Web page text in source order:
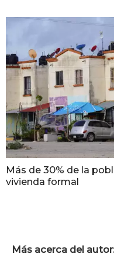
Más de 30% de la
vivienda formal
Más acerca del autor: